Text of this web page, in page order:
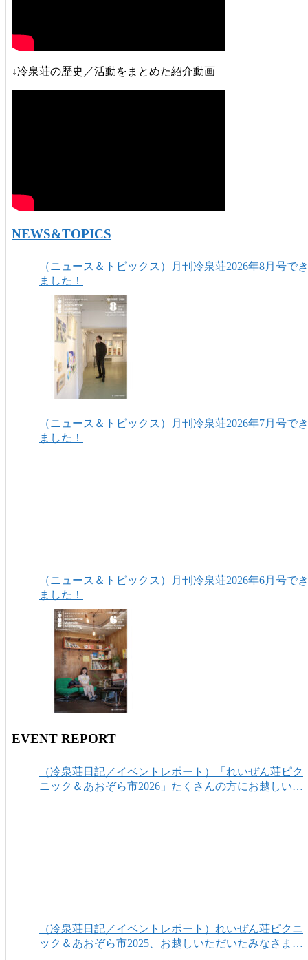
↓冷泉荘の歴史／活動をまとめた紹介動画
NEWS&TOPICS
（ニュース＆トピックス）月刊冷泉荘2026年8月号でき
ました！
（ニュース＆トピックス）月刊冷泉荘2026年7月号でき
ました！
（ニュース＆トピックス）月刊冷泉荘2026年6月号でき
ました！
EVENT REPORT
（冷泉荘日記／イベントレポート）「れいぜん荘ピク
ニック＆あおぞら市2026」たくさんの方にお越しいた
（冷泉荘日記／イベントレポート）れいぜん荘ピクニ
ック＆あおぞら市2025、お越しいただいたみなさまあ